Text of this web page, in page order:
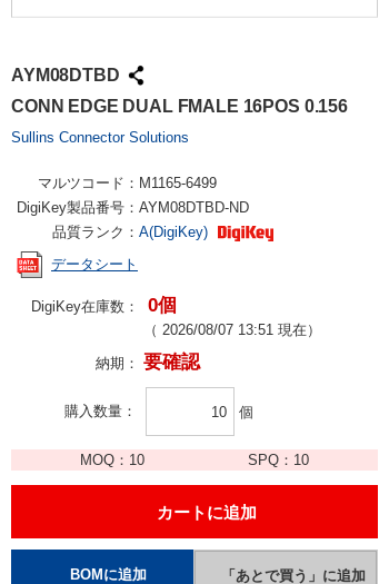
AYM08DTBD
CONN EDGE DUAL FMALE 16POS 0.156
Sullins Connector Solutions
マルツコード： M1165-6499
DigiKey製品番号： AYM08DTBD-ND
品質ランク： A(DigiKey)
データシート
DigiKey在庫数： 0個
（ 2026/08/07 13:51 現在）
納期： 要確認
購入数量 個
MOQ： 10 SPQ： 10